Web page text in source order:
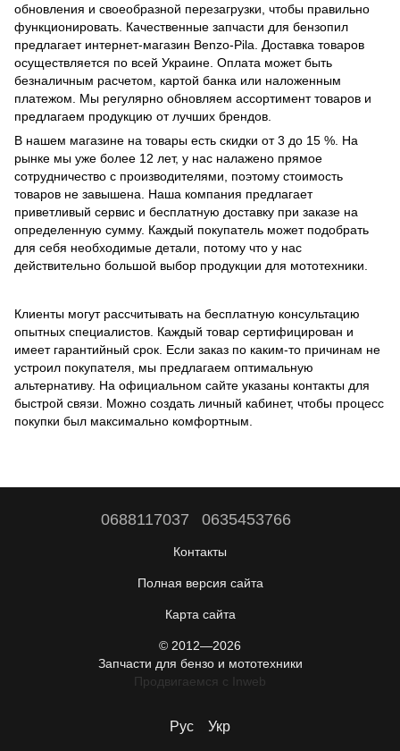
обновления и своеобразной перезагрузки, чтобы правильно
функционировать. Качественные запчасти для бензопил
предлагает интернет-магазин Benzo-Pila. Доставка товаров
осуществляется по всей Украине. Оплата может быть
безналичным расчетом, картой банка или наложенным
платежом. Мы регулярно обновляем ассортимент товаров и
предлагаем продукцию от лучших брендов.
В нашем магазине на товары есть скидки от 3 до 15 %. На
рынке мы уже более 12 лет, у нас налажено прямое
сотрудничество с производителями, поэтому стоимость
товаров не завышена. Наша компания предлагает
приветливый сервис и бесплатную доставку при заказе на
определенную сумму. Каждый покупатель может подобрать
для себя необходимые детали, потому что у нас
действительно большой выбор продукции для мототехники.
Клиенты могут рассчитывать на бесплатную консультацию
опытных специалистов. Каждый товар сертифицирован и
имеет гарантийный срок. Если заказ по каким-то причинам не
устроил покупателя, мы предлагаем оптимальную
альтернативу. На официальном сайте указаны контакты для
быстрой связи. Можно создать личный кабинет, чтобы процесс
покупки был максимально комфортным.
0688117037 0635453766
Контакты
Полная версия сайта
Карта сайта
© 2012—2026
Запчасти для бензо и мототехники
Продвигаемся c Inweb
Рус Укр